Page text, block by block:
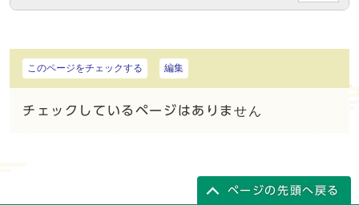
このページをチェックする 編集
チェックしているページはありません
ページの先頭へ戻る